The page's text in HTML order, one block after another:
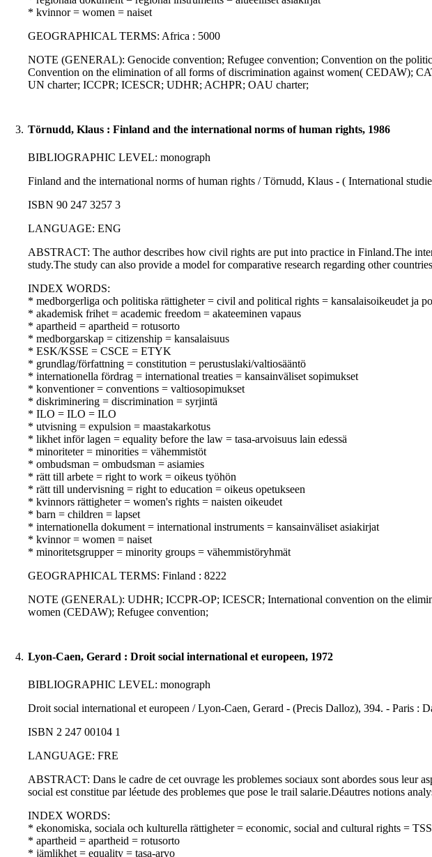
* kvinnor = women = naiset
GEOGRAPHICAL TERMS: Africa : 5000
NOTE (GENERAL): Genocide convention; Refugee convention; Convention on the
Convention on the elimination of all forms of discrimination against women( CEDAW);
UN charter; ICCPR; ICESCR; UDHR; ACHPR; OAU charter;
3. Törnudd, Klaus : Finland and the international norms of human rights, 1986
BIBLIOGRAPHIC LEVEL: monograph
Finland and the international norms of human rights / Törnudd, Klaus - ( International
ISBN 90 247 3257 3
LANGUAGE: ENG
ABSTRACT: The author describes how civil rights are put into practice in Finland.The
study.The study can also provide a model for comparative research regarding other
INDEX WORDS:
* medborgerliga och politiska rättigheter = civil and political rights = kansalaisoikeudet ja
* akademisk frihet = academic freedom = akateeminen vapaus
* apartheid = apartheid = rotusorto
* medborgarskap = citizenship = kansalaisuus
* ESK/KSSE = CSCE = ETYK
* grundlag/författning = constitution = perustuslaki/valtiosääntö
* internationella fördrag = international treaties = kansainväliset sopimukset
* konventioner = conventions = valtiosopimukset
* diskriminering = discrimination = syrjintä
* ILO = ILO = ILO
* utvisning = expulsion = maastakarkotus
* likhet inför lagen = equality before the law = tasa-arvoisuus lain edessä
* minoriteter = minorities = vähemmistöt
* ombudsman = ombudsman = asiamies
* rätt till arbete = right to work = oikeus työhön
* rätt till undervisning = right to education = oikeus opetukseen
* kvinnors rättigheter = women's rights = naisten oikeudet
* barn = children = lapset
* internationella dokument = international instruments = kansainväliset asiakirjat
* kvinnor = women = naiset
* minoritetsgrupper = minority groups = vähemmistöryhmät
GEOGRAPHICAL TERMS: Finland : 8222
NOTE (GENERAL): UDHR; ICCPR-OP; ICESCR; International convention on the
women (CEDAW); Refugee convention;
4. Lyon-Caen, Gerard : Droit social international et europeen, 1972
BIBLIOGRAPHIC LEVEL: monograph
Droit social international et europeen / Lyon-Caen, Gerard - (Precis Dalloz), 394. - Paris :
ISBN 2 247 00104 1
LANGUAGE: FRE
ABSTRACT: Dans le cadre de cet ouvrage les problemes sociaux sont abordes sous leur
social est constitue par léetude des problemes que pose le trail salarie.Déautres notions
INDEX WORDS:
* ekonomiska, sociala och kulturella rättigheter = economic, social and cultural rights =
* apartheid = apartheid = rotusorto
* jämlikhet = equality = tasa-arvo